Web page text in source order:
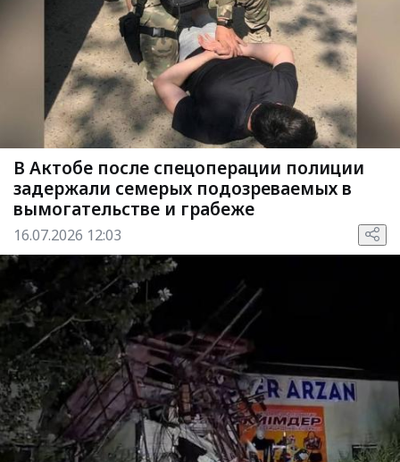
В Актобе после спецоперации полиции
задержали семерых подозреваемых в
вымогательстве и грабеже
16.07.2026 12:03